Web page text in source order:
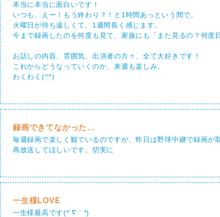
本当に本当に面白いです！
いつも、えー！もう終わり？！と1時間あっという間で。
火曜日が待ち遠しくて、1週間長く感じます。
今まで録画したのを何度も見て、家族にも「また見るの？何度
お話しの内容、雰囲気、出演者の方々、全て大好きです！
これからどうなっていくのか、来週も楽しみ。
わくわく(^^)
録画できてなかった…
毎週録画で楽しく観ているのですが、昨日は野球中継で録画が
再放送してほしいです。切実に
一生様LOVE
一生様最高です(*´∇｀*)